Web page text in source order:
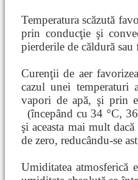
Temperatura scăzută
prin conducţie şi
pierderile de căldură sau
Curenţii de aer
cazul unei temperaturi
vapori de apă, şi prin
(începând cu 34 °C,
şi aceasta mai mult
de zero, reducându-se
Umiditatea atmosferică